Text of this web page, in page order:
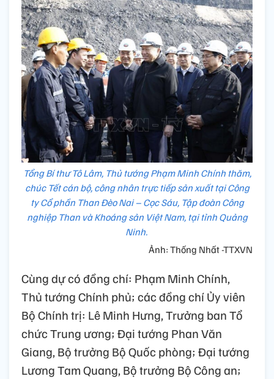
Tổng Bí thư Tô Lâm, Thủ tướng Phạm Minh Chính thăm,
chúc Tết cán bộ, công nhân trực tiếp sản xuất tại Công
ty Cổ phần Than Đèo Nai – Cọc Sáu, Tập đoàn Công
nghiệp Than và Khoáng sản Việt Nam, tại tỉnh Quảng
Ninh.
Ảnh: Thống Nhất -TTXVN
Cùng dự có đồng chí: Phạm Minh Chính,
Thủ tướng Chính phủ; các đồng chí Ủy viên
Bộ Chính trị: Lê Minh Hưng, Trưởng ban Tổ
chức Trung ương; Đại tướng Phan Văn
Giang, Bộ trưởng Bộ Quốc phòng; Đại tướng
Lương Tam Quang, Bộ trưởng Bộ Công an;